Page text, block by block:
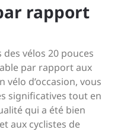
rapport
des vélos 20 pouces
par rapport aux
d’occasion, vous
significatives tout en
qui a été bien
aux cyclistes de